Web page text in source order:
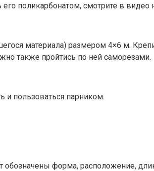
поликарбонатом, смотрите в видео
материала) размером 4×6 м.
также пройтись по ней саморезами.
и пользоваться парником.
обозначены форма, расположение,